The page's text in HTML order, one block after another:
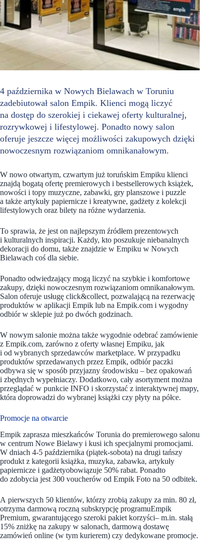
4 października w Nowych Bielawach w Toruniu
zadebiutował salon Empik. Klienci mogą liczyć
na dostęp do szerokiej i ciekawej oferty kulturalnej,
rozrywkowej i lifestylowej. Ponadto nowy salon
oferuje jeszcze więcej możliwości zakupowych dzięki
nowoczesnym rozwiązaniom omnikanałowym.
W nowo otwartym, czwartym już toruńskim Empiku klienci
znajdą bogatą ofertę premierowych i bestsellerowych książek,
nowości i topy muzyczne, zabawki, gry planszowe i puzzle
a także artykuły papiernicze i kreatywne, gadżety z kolekcji
lifestylowych oraz bilety na różne wydarzenia.
To sprawia, że jest on najlepszym źródłem prezentowych
i kulturalnych inspiracji. Każdy, kto poszukuje niebanalnych
dekoracji do domu, także znajdzie w Empiku w Nowych
Bielawach coś dla siebie.
Ponadto odwiedzający mogą liczyć na szybkie i komfortowe
zakupy, dzięki nowoczesnym rozwiązaniom omnikanałowym.
Salon oferuje usługę click&collect, pozwalającą na rezerwację
produktów w aplikacji Empik lub na Empik.com i wygodny
odbiór w sklepie już po dwóch godzinach.
W nowym salonie można także wygodnie odebrać zamówienie
z Empik.com, zarówno z oferty własnej Empiku, jak
i od wybranych sprzedawców marketplace. W przypadku
produktów sprzedawanych przez Empik, odbiór paczki
odbywa się w sposób przyjazny środowisku – bez opakowań
i zbędnych wypełniaczy. Dodatkowo, cały asortyment można
przeglądać w punkcie INFO i skorzystać z interaktywnej mapy,
która doprowadzi do wybranej książki czy płyty na półce.
Promocje na otwarcie
Empik zaprasza mieszkańców Torunia do premierowego salonu
w centrum Nowe Bielawy i kusi ich specjalnymi promocjami.
W dniach 4-5 października (piątek-sobota) na drugi tańszy
produkt z kategorii książka, muzyka, zabawka, artykuły
papiernicze i gadżetyobowiązuje 50% rabat. Ponadto
do zdobycia jest 300 voucherów od Empik Foto na 50 odbitek.
A pierwszych 50 klientów, którzy zrobią zakupy za min. 80 zł,
otrzyma darmową roczną subskrypcję programuEmpik
Premium, gwarantującego szeroki pakiet korzyści– m.in. stałą
15% zniżkę na zakupy w salonach, darmową dostawę
zamówień online (w tym kurierem) czy dedykowane promocje.